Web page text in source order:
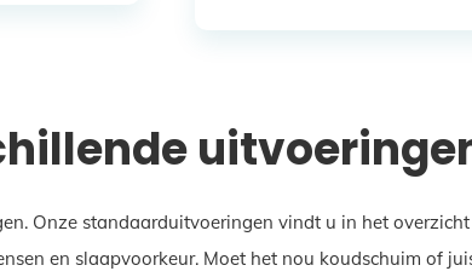
Onze standaarduitvoeringen vindt u in het
en slaapvoorkeur. Moet het nou koudschuim of